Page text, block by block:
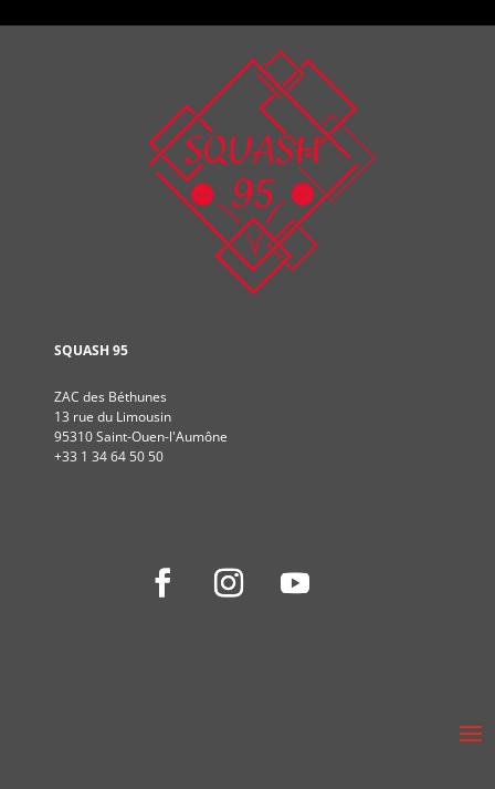
SQUASH 95
ZAC des Béthunes
13 rue du Limousin
95310 Saint-Ouen-l'Aumône
+33 1 34 64 50 50